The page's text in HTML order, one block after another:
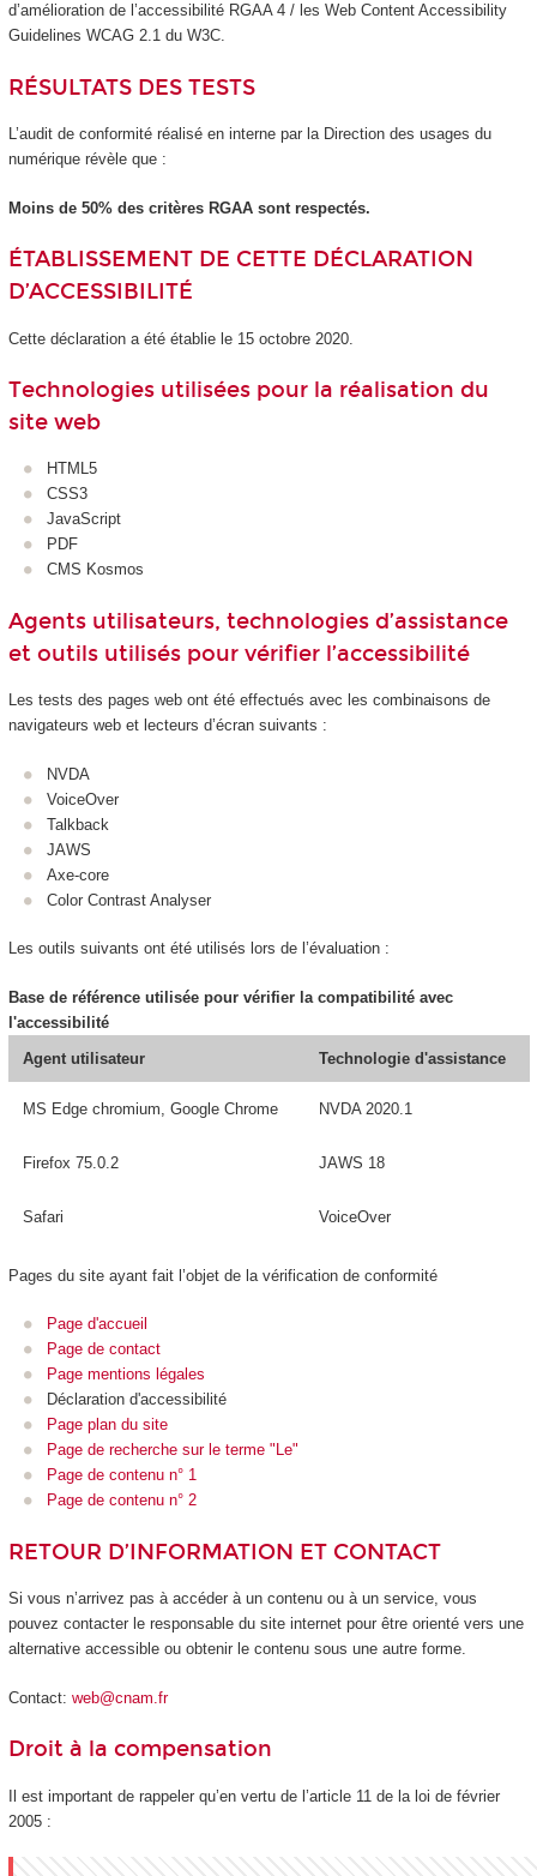
d’amélioration de l’accessibilité RGAA 4 / les Web Content Accessibility
Guidelines WCAG 2.1 du W3C.
RÉSULTATS DES TESTS
L’audit de conformité réalisé en interne par la Direction des usages du
numérique révèle que :
Moins de 50% des critères RGAA sont respectés.
ÉTABLISSEMENT DE CETTE DÉCLARATION
D’ACCESSIBILITÉ
Cette déclaration a été établie le 15 octobre 2020.
Technologies utilisées pour la réalisation du
site web
HTML5
CSS3
JavaScript
PDF
CMS Kosmos
Agents utilisateurs, technologies d’assistance
et outils utilisés pour vérifier l’accessibilité
Les tests des pages web ont été effectués avec les combinaisons de
navigateurs web et lecteurs d’écran suivants :
NVDA
VoiceOver
Talkback
JAWS
Axe-core
Color Contrast Analyser
Les outils suivants ont été utilisés lors de l’évaluation :
Base de référence utilisée pour vérifier la compatibilité avec
l'accessibilité
Agent utilisateur
Technologie d'assistance
MS Edge chromium, Google Chrome NVDA 2020.1
Firefox 75.0.2 JAWS 18
Safari VoiceOver
Pages du site ayant fait l’objet de la vérification de conformité
Page d'accueil
Page de contact
Page mentions légales
Déclaration d'accessibilité
Page plan du site
Page de recherche sur le terme "Le"
Page de contenu n° 1
Page de contenu n° 2
RETOUR D’INFORMATION ET CONTACT
Si vous n’arrivez pas à accéder à un contenu ou à un service, vous
pouvez contacter le responsable du site internet pour être orienté vers une
alternative accessible ou obtenir le contenu sous une autre forme.
Contact: web@cnam.fr
Droit à la compensation
Il est important de rappeler qu’en vertu de l’article 11 de la loi de février
2005 :